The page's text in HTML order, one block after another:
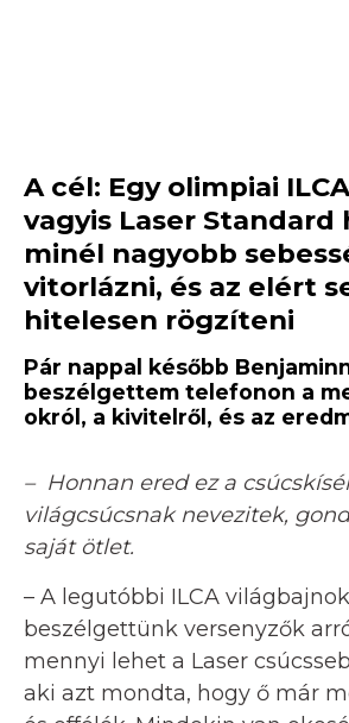
A cél: Egy olimpiai
vagyis Laser Standard
minél nagyobb
vitorlázni, és az elért
hitelesen rögzíteni
Pár nappal később
beszélgettem telefonon a
okról, a kivitelről, és az
– Honnan ered ez a
világcsúcsnak nevezitek,
saját ötlet.
– A legutóbbi ILCA
beszélgettünk versenyzők
mennyi lehet a Laser
aki azt mondta, hogy ő már